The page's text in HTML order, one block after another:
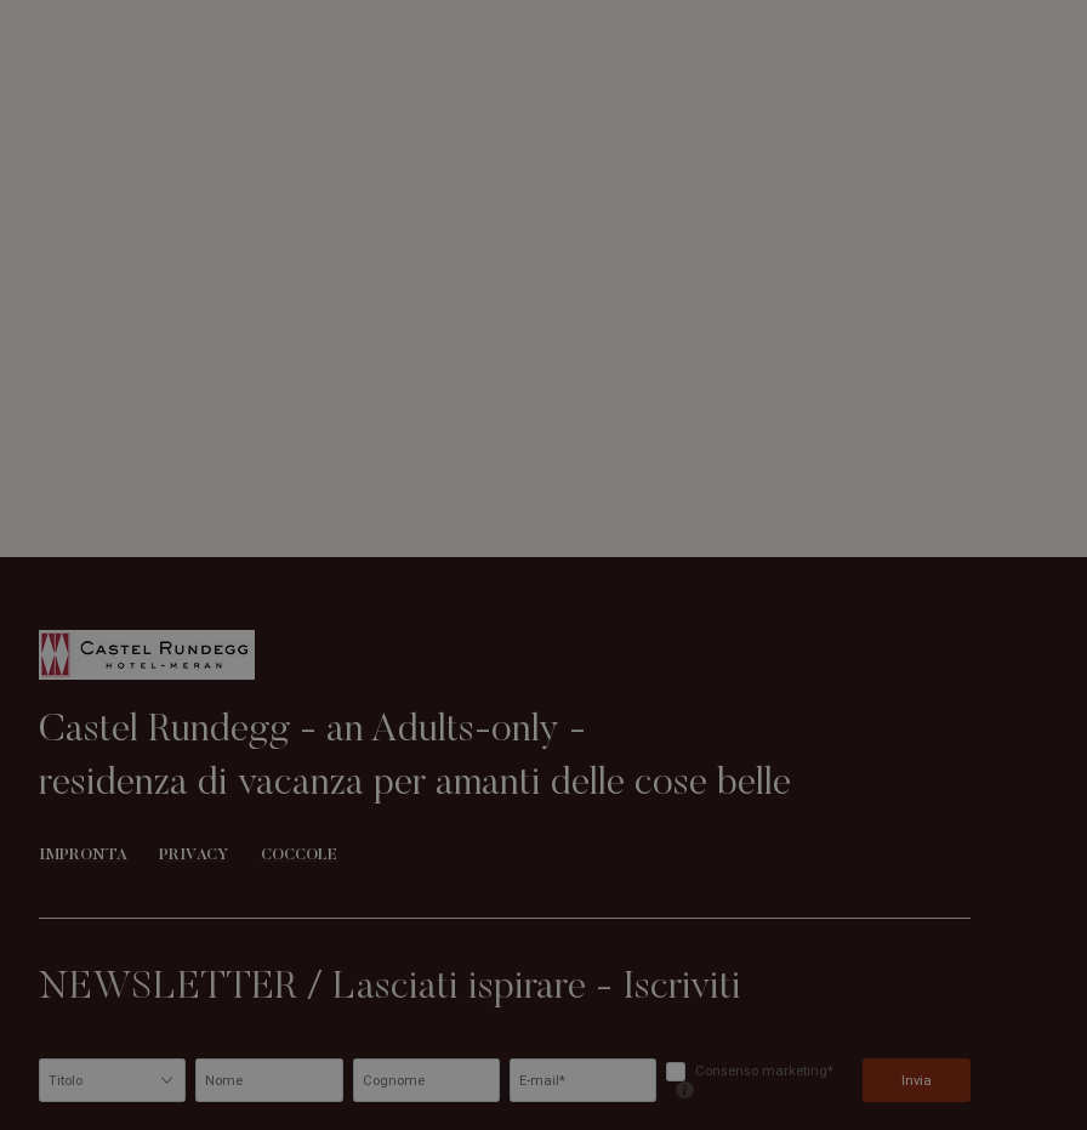
Castel Rundegg - an Adults-only -
residenza di vacanza per amanti delle cose belle
IMPRONTA PRIVACY COCCOLE
NEWSLETTER / Lasciati ispirare - Iscriviti